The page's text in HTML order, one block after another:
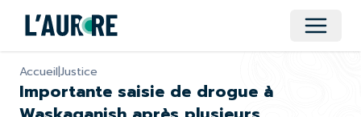
Ouvrir
Accueil|Justice
Importante saisie de drogue à